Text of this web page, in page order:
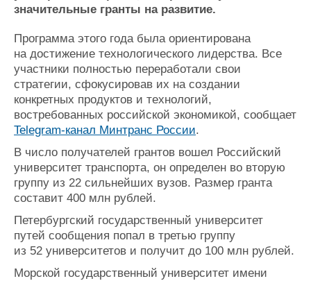
Журнал
Конференции
Выставки и семинары
Личности
Словарь
Флот
Галерея флота
Форум
Отзывы
Все службы
значительные гранты на развитие.
Программа этого года была ориентирована
на достижение технологического лидерства. Все
участники полностью переработали свои
стратегии, сфокусировав их на создании
конкретных продуктов и технологий,
востребованных российской экономикой, сообщает
Telegram-канал Минтранс России.
В число получателей грантов вошел Российский
университет транспорта, он определен во вторую
группу из 22 сильнейших вузов. Размер гранта
составит 400 млн рублей.
Петербургский государственный университет
путей сообщения попал в третью группу
из 52 университетов и получит до 100 млн рублей.
Морской государственный университет имени